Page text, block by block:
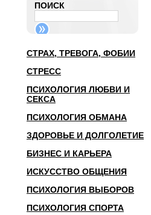
ПОИСК
СТРАХ, ТРЕВОГА, ФОБИИ
СТРЕСС
ПСИХОЛОГИЯ ЛЮБВИ И
СЕКСА
ПСИХОЛОГИЯ ОБМАНА
ЗДОРОВЬЕ И ДОЛГОЛЕТИЕ
БИЗНЕС И КАРЬЕРА
ИСКУССТВО ОБЩЕНИЯ
ПСИХОЛОГИЯ ВЫБОРОВ
ПСИХОЛОГИЯ СПОРТА